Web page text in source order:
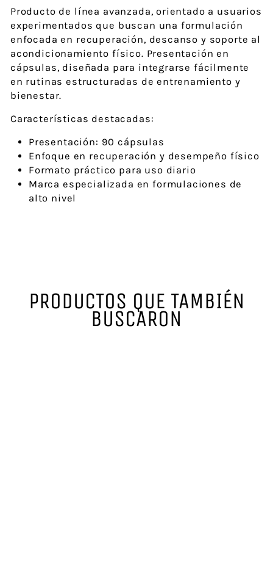
Producto de línea avanzada, orientado a usuarios
experimentados que buscan una formulación
enfocada en recuperación, descanso y soporte al
acondicionamiento físico. Presentación en
cápsulas, diseñada para integrarse fácilmente
en rutinas estructuradas de entrenamiento y
bienestar.
Características destacadas:
Presentación: 90 cápsulas
Enfoque en recuperación y desempeño físico
Formato práctico para uso diario
Marca especializada en formulaciones de
alto nivel
PRODUCTOS QUE TAMBIÉN
BUSCARON